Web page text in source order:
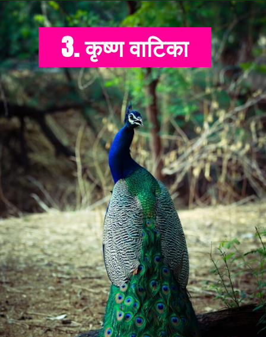
3. कृष्ण वाटिका